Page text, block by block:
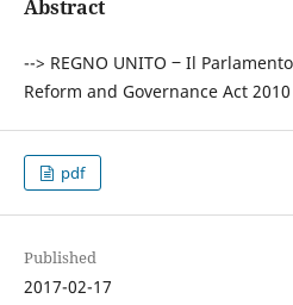
Abstract
--> REGNO UNITO ‒ Il
Reform and Governance Act 2010
pdf
Published
2017-02-17